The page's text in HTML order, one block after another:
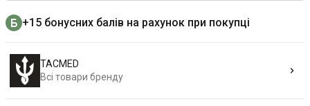
+15 бонусних балів на рахунок при покупці
TACMED
Всі товари бренду